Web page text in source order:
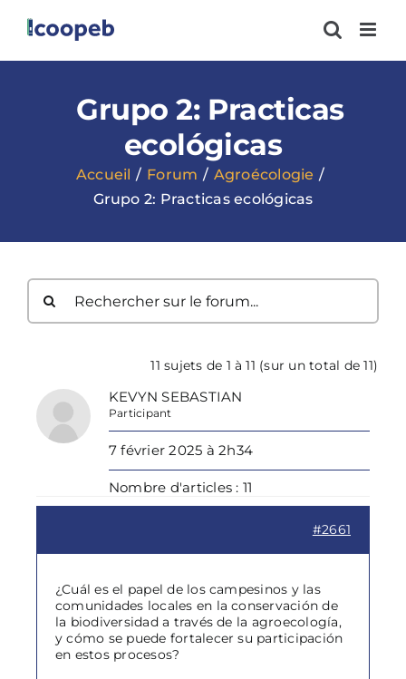
contenu
Grupo 2: Practicas
ecológicas
Accueil Forum
Agroécologie
Grupo 2: Practicas ecológicas
11 sujets de 1 à 11 (sur un total de 11)
KEVYN SEBASTIAN
Participant
7 février 2025 à 2h34
Nombre d'articles : 11
#2661
¿Cuál es el papel de los campesinos y las
comunidades locales en la conservación de
la biodiversidad a través de la agroecología,
y cómo se puede fortalecer su participación
en estos procesos?